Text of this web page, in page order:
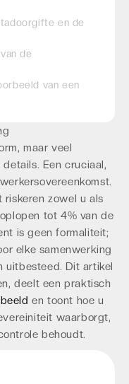
en de
de
van een
maar veel
Een cruciaal,
riskeren zowel u als
tot 4% van de
is geen formaliteit;
elke samenwerking
uitbesteed. Dit artikel
deelt een praktisch
en toont hoe u
waarborgt,
behoudt.